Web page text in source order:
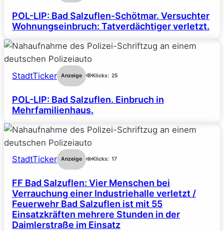
POL-LIP: Bad Salzuflen-Schötmar. Versuchter
Wohnungseinbruch: Tatverdächtiger verletzt.
StadtTicker Anzeige Klicks: 25
POL-LIP: Bad Salzuflen. Einbruch in
Mehrfamilienhaus.
StadtTicker Anzeige Klicks: 17
FF Bad Salzuflen: Vier Menschen bei
Verrauchung einer Industriehalle verletzt /
Feuerwehr Bad Salzuflen ist mit 55
Einsatzkräften mehrere Stunden in der
Daimlerstraße im Einsatz